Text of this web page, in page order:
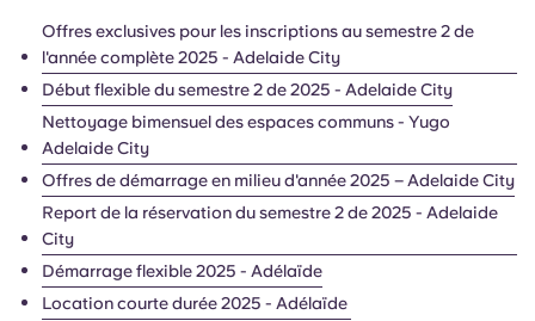
Chinese
Español
Català
Italian
Se connecter
Offres exclusives pour les inscriptions au semestre 2 de
l'année complète 2025 - Adelaide City
Début flexible du semestre 2 de 2025 - Adelaide City
Nettoyage bimensuel des espaces communs - Yugo
Adelaide City
Offres de démarrage en milieu d'année 2025 – Adelaide City
Report de la réservation du semestre 2 de 2025 - Adelaide
City
Démarrage flexible 2025 - Adélaïde
Location courte durée 2025 - Adélaïde